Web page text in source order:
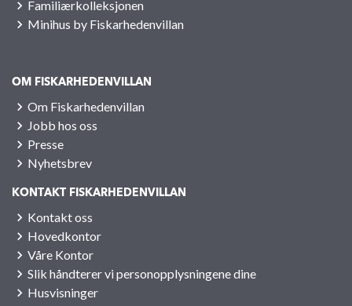
Familiærkolleksjonen
Minihus by Fiskarhedenvillan
OM FISKARHEDENVILLAN
Om Fiskarhedenvillan
Jobb hos oss
Presse
Nyhetsbrev
KONTAKT FISKARHEDENVILLAN
Kontakt oss
Hovedkontor
Våre Kontor
Slik håndterer vi personopplysningene dine
Husvisninger